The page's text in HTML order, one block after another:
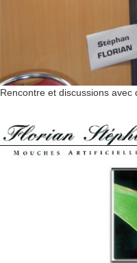
Rencontre et discussions